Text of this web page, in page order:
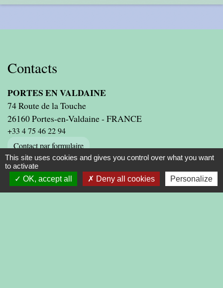
Contacts
PORTES EN VALDAINE
74 Route de la Touche
26160 Portes-en-Valdaine - FRANCE
+33 4 75 46 22 94
Contact par formulaire
Liens
This site uses cookies and gives you control over what you want
to activate
OK, accept all
Deny all cookies Personalize